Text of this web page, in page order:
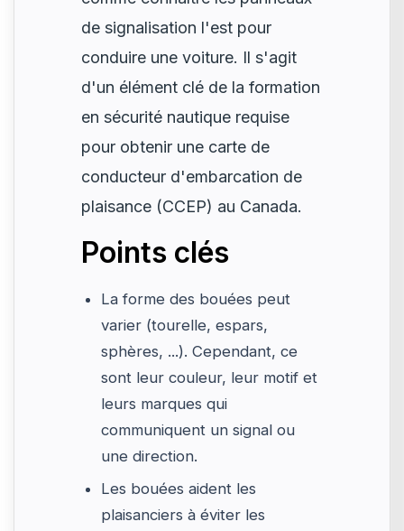
de signalisation l'est pour
conduire une voiture. Il s'agit
d'un élément clé de la formation
en sécurité nautique requise
pour obtenir une carte de
conducteur d'embarcation de
plaisance (CCEP) au Canada.
Points clés
La forme des bouées peut
varier (tourelle, espars,
sphères, ...). Cependant, ce
sont leur couleur, leur motif et
leurs marques qui
communiquent un signal ou
une direction.
Les bouées aident les
plaisanciers à éviter les